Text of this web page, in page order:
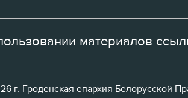
материалов
г. Гроденская епархия Белорусской